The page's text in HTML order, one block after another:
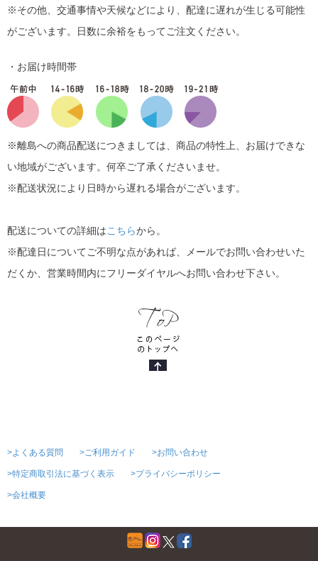
※その他、交通事情や天候などにより、配達に遅れが生じる可能性
がございます。日数に余裕をもってご注文ください。
・お届け時間帯
※離島への商品配送につきましては、商品の特性上、お届けできな
い地域がございます。何卒ご了承くださいませ。
※配送状況により日時から遅れる場合がございます。
配送についての詳細はこちらから。
※配達日についてご不明な点があれば、メールでお問い合わせいた
だくか、営業時間内にフリーダイヤルへお問い合わせ下さい。
>よくある質問 >ご利用ガイド >お問い合わせ
>特定商取引法に基づく表示 >プライバシーポリシー
>会社概要